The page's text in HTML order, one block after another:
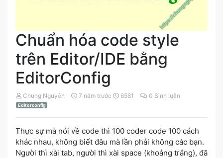
Chuẩn hóa code style
trên Editor/IDE bằng
EditorConfig
Chung Nguyễn 7 năm trước 6581 0 Bình luận
Editorconfig
Thực sự mà nói về code thì 100 coder code 100 cách
khác nhau, không biết đâu mà lần phải không các bạn.
Người thì xài tab, người thì xài space (khoảng trắng), đã